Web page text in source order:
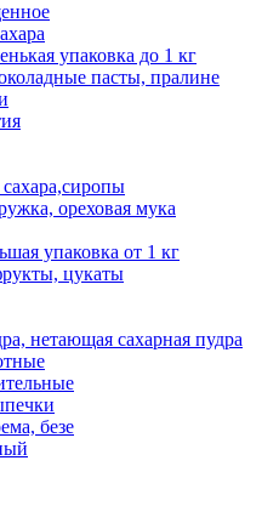
упаковка до 1 кг
пасты, пралине
ореховая мука
упаковка от 1 кг
цукаты
нетающая сахарная пудра
безе